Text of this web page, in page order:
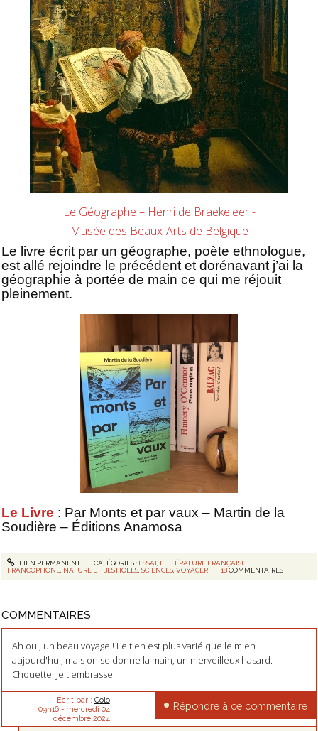
Le Géographe – Henri de Braekeleer -
Musée des Beaux-Arts de Belgique
Le livre écrit par un géographe, poète ethnologue,
est allé rejoindre le précédent et dorénavant j’ai la
géographie à portée de main ce qui me réjouit
pleinement.
Le Livre : Par Monts et par vaux – Martin de la
Soudière – Éditions Anamosa
LIEN PERMANENT CATÉGORIES : ESSAI , LITTÉRATURE FRANÇAISE ET
FRANCOPHONE, NATURE ET BESTIOLES,SCIENCES,VOYAGER 18 COMMENTAIRES
COMMENTAIRES
Ah oui, un beau voyage ! Le tien est plus varié que le mien
aujourd'hui, mais on se donne la main, un merveilleux hasard.
Chouette! Je t'embrasse
Écrit par : Colo
09h16- mercredi 04
décembre 2024
Répondre à ce commentaire